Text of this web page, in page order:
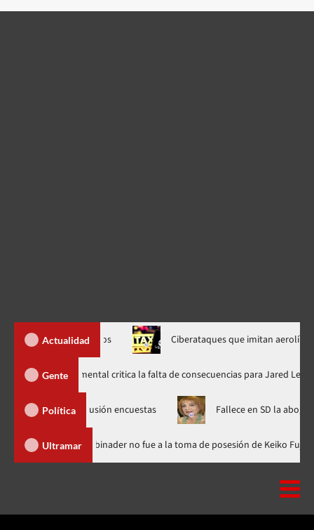
Actualidad
interés de niños Ciberataques que imitan aerolíneas
Gente
Directora de documental critica la falta de consecuencias para
Política
por difusión encuestas Fallece en SD la abogada María
Ultramar
Dominicana Luis Abinader no fue a la toma de posesión de